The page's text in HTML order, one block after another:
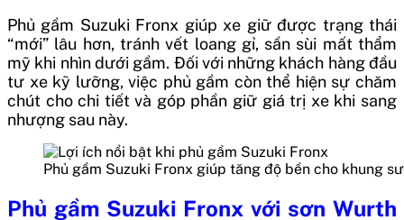
Phủ gầm Suzuki Fronx giúp xe giữ được trạng thái
“mới” lâu hơn, tránh vết loang gỉ, sần sùi mất thẩm
mỹ khi nhìn dưới gầm. Đối với những khách hàng đầu
tư xe kỹ lưỡng, việc phủ gầm còn thể hiện sự chăm
chút cho chi tiết và góp phần giữ giá trị xe khi sang
nhượng sau này.
Phủ gầm Suzuki Fronx giúp tăng độ bền cho khung
Phủ gầm Suzuki Fronx với sơn Wurth